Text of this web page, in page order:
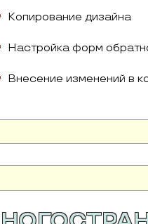
Копирование дизайна
Настройка форм
Внесение изменений в